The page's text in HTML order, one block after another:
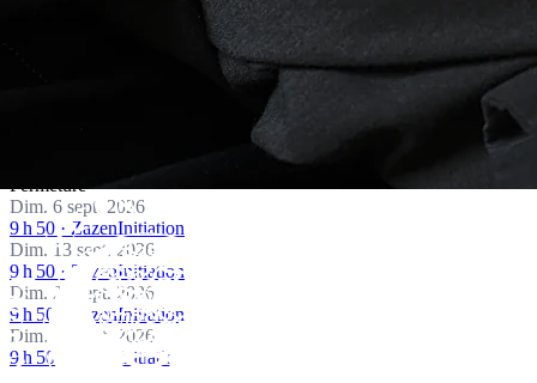
Fermeture
Dim. 6 sept. 2026
9 h 50 · ZazenInitiation
Dim. 13 sept. 2026
9 h 50 · ZazenInitiation
Dim. 20 sept. 2026
9 h 50 · ZazenInitiation
Dim. 27 sept. 2026
9 h 50 · Zazen
Initiation